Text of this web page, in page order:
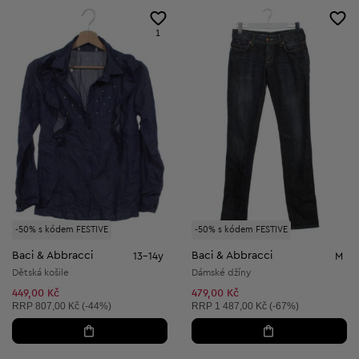
-50% s kódem FESTIVE
1
Baci & Abbracci 13-14y
Dětská košile
449,00 Kč
Doporučená cena:
RRP 807,00 Kč (-44%)
-50% s kódem FESTIVE
Baci & Abbracci M
Dámské džíny
479,00 Kč
Doporučená cena:
RRP 1 487,00 Kč (-67%)